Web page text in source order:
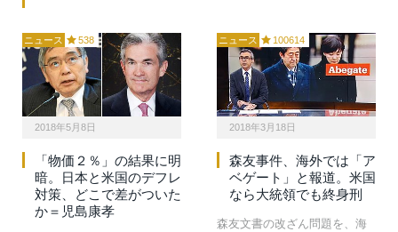
ニュース 538
2018年5月8日
「物価２％」の結果に明
暗。日本と米国のデフレ
対策、どこで差がついた
か＝児島康孝
ニュース 100614
2018年3月18日
森友事件、海外では「ア
ベゲート」と報道。米国
なら大統領でも終身刑
森友文書の改ざん問題を、海